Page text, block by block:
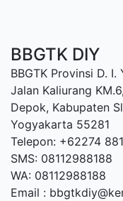
BBGTK DIY
BBGTK Provinsi D.
Jalan Kaliurang
Depok, Kabupaten
Yogyakarta 55281
Telepon: +62274
SMS: 08112988188
WA: 08112988188
Email :